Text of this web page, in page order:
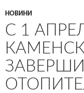
НОВИНИ
С 1